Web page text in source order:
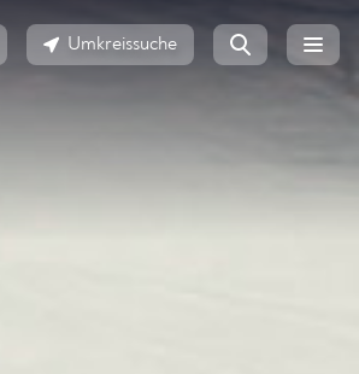
Umkreissuche